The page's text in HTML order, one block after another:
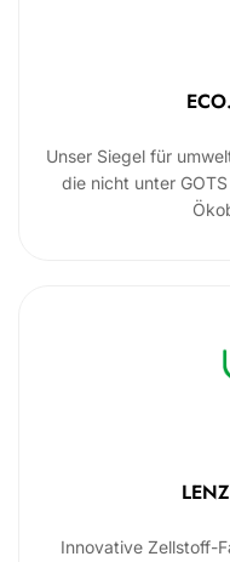
Unser Siegel für
die nicht unter
Innovative Zellstoff-